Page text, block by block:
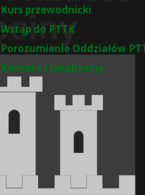
Kurs przewodnicki
Wstąp do PTTK
Porozumienie Oddziałów
Kontakt i lokalizacja